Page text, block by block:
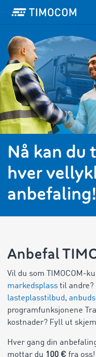
Nå kan du
hver
anbefaling!
Anbefal
Vil du som TIMOCOM-
markedsplass til andre?
lasteplasstilbud,
programfunksjonene
kostnader? Fyll ut
Hver gang din
mottar du 100 € fra